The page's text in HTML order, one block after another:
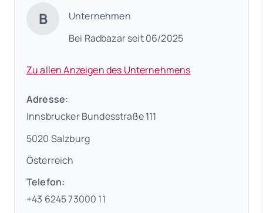
B
Unternehmen
Bei Radbazar seit 06/2025
Zu allen Anzeigen des Unternehmens
Adresse:
Innsbrucker Bundesstraße 111
5020 Salzburg
Österreich
Telefon:
+43 6245 73000 11